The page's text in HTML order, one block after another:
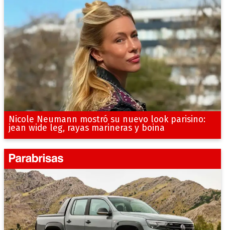
Nicole Neumann mostró su nuevo look parisino:
jean wide leg, rayas marineras y boina